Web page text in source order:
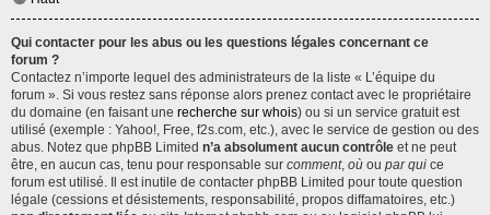
Qui contacter pour les abus ou les questions légales concernant ce
forum ?
Contactez n’importe lequel des administrateurs de la liste « L’équipe du
forum ». Si vous restez sans réponse alors prenez contact avec le propriétaire
du domaine (en faisant une recherche sur whois) ou si un service gratuit est
utilisé (exemple : Yahoo!, Free, f2s.com, etc.), avec le service de gestion ou des
abus. Notez que phpBB Limited n’a absolument aucun contrôle et ne peut
être, en aucun cas, tenu pour responsable sur comment, où ou par qui ce
forum est utilisé. Il est inutile de contacter phpBB Limited pour toute question
légale (cessions et désistements, responsabilité, propos diffamatoires, etc.)